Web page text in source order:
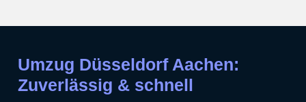
Umzug Düsseldorf Aachen:
Zuverlässig & schnell